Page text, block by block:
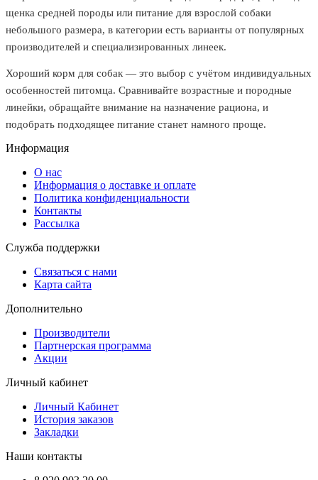
щенка средней породы или питание для взрослой собаки
небольшого размера, в категории есть варианты от популярных
производителей и специализированных линеек.
Хороший корм для собак — это выбор с учётом индивидуальных
особенностей питомца. Сравнивайте возрастные и породные
линейки, обращайте внимание на назначение рациона, и
подобрать подходящее питание станет намного проще.
Информация
O нас
Информация о доставке и оплате
Политика конфиденциальности
Контакты
Рассылка
Служба поддержки
Связаться с нами
Карта сайта
Дополнительно
Производители
Партнерская программа
Акции
Личный кабинет
Личный Кабинет
История заказов
Закладки
Наши контакты